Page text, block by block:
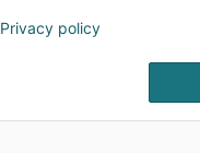
Privacy policy